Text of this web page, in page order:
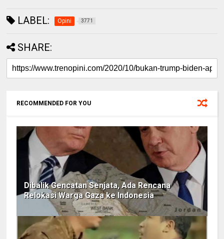
LABEL: Opini 3771
SHARE:
RECOMMENDED FOR YOU
Dibalik Gencatan Senjata, Ada Rencana
Relokasi Warga Gaza ke Indonesia